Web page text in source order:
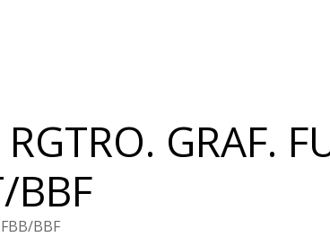
GRAF.
BBF
BBF